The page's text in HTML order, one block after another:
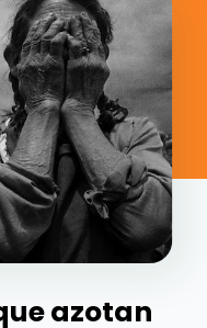
azotan